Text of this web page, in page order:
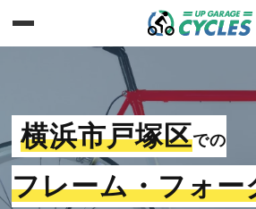
横浜市戸塚区での
フレーム・フォー